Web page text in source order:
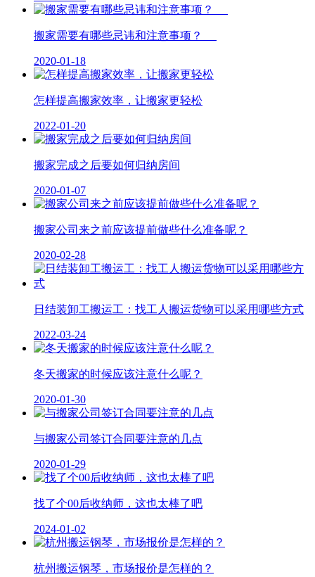
搬家需要有哪些忌讳和注意事项？
2020-01-18
怎样提高搬家效率，让搬家更轻松
2022-01-20
搬家完成之后要如何归纳房间
2020-01-07
搬家公司来之前应该提前做些什么准备呢？
2020-02-28
日结装卸工搬运工：找工人搬运货物可以采用哪些方式
2022-03-24
冬天搬家的时候应该注意什么呢？
2020-01-30
与搬家公司签订合同要注意的几点
2020-01-29
找了个00后收纳师，这也太棒了吧
2024-01-02
杭州搬运钢琴，市场报价是怎样的？